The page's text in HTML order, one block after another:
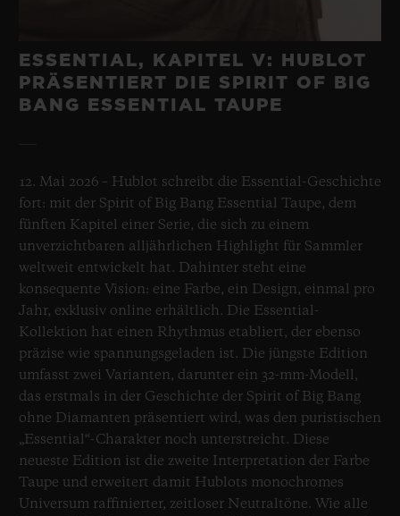
ESSENTIAL, KAPITEL V: HUBLOT
PRÄSENTIERT DIE SPIRIT OF BIG
BANG ESSENTIAL TAUPE
12. Mai 2026 – Hublot schreibt die Essential-Geschichte
fort: mit der Spirit of Big Bang Essential Taupe, dem
fünften Kapitel einer Serie, die sich zu einem
unverzichtbaren alljährlichen Highlight für Sammler
weltweit entwickelt hat. Dahinter steht eine
konsequente Vision: eine Farbe, ein Design, einmal pro
Jahr, exklusiv online erhältlich. Die Essential-
Kollektion hat einen Rhythmus etabliert, der ebenso
präzise wie spannungsgeladen ist. Die jüngste Edition
umfasst zwei Varianten, darunter ein 32-mm-Modell,
das erstmals in der Geschichte der Spirit of Big Bang
ohne Diamanten präsentiert wird, was den puristischen
„Essential“-Charakter noch unterstreicht. Diese
neueste Edition ist die zweite Interpretation der Farbe
Taupe und erweitert damit Hublots monochromes
Universum raffinierter, zeitloser Neutraltöne. Wie alle